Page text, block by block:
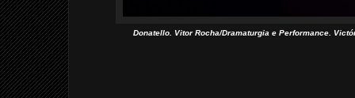
Donatello. Vitor Rocha/Dramaturgia e Performance.